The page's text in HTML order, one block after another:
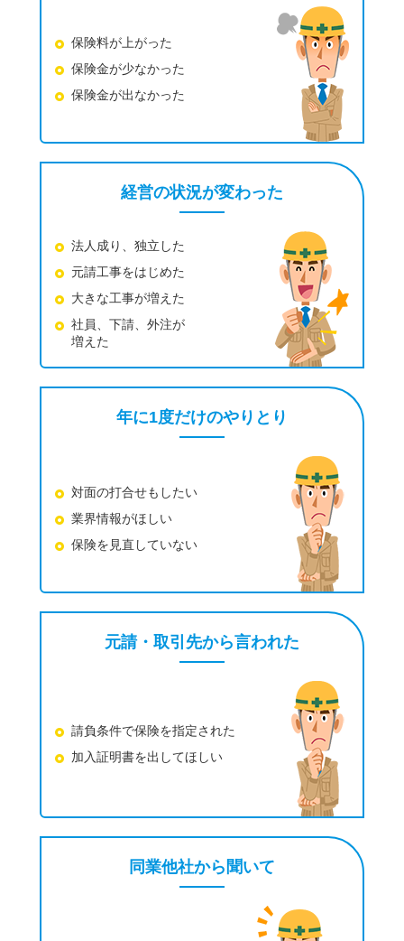
保険料が上がった
保険金が少なかった
保険金が出なかった
経営の状況が変わった
法人成り、独立した
元請工事をはじめた
大きな工事が増えた
社員、下請、外注が
増えた
年に1度だけのやりとり
対面の打合せもしたい
業界情報がほしい
保険を見直していない
元請・取引先から言われた
請負条件で保険を指定された
加入証明書を出してほしい
同業他社から聞いて